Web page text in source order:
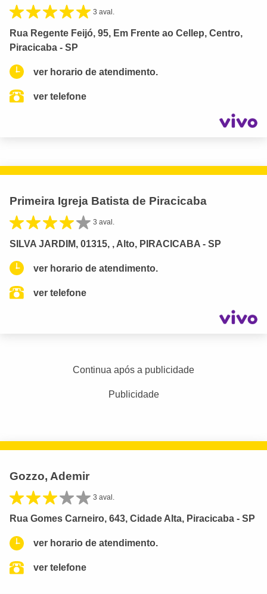
3 aval.
Rua Regente Feijó, 95, Em Frente ao Cellep, Centro,
Piracicaba - SP
ver horario de atendimento.
ver telefone
Primeira Igreja Batista de Piracicaba
3 aval.
SILVA JARDIM, 01315, , Alto, PIRACICABA - SP
ver horario de atendimento.
ver telefone
Continua após a publicidade
Publicidade
Gozzo, Ademir
3 aval.
Rua Gomes Carneiro, 643, Cidade Alta, Piracicaba - SP
ver horario de atendimento.
ver telefone